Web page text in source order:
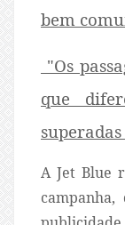
bem
"Os
que
A Jet Blue